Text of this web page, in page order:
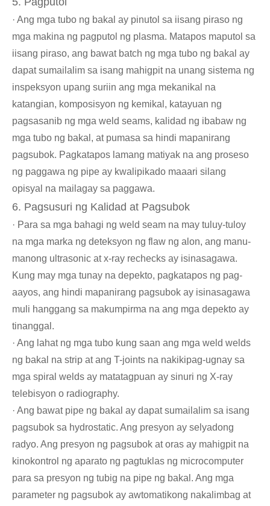
· Ang mga tubo ng bakal ay pinutol sa iisang piraso ng
mga makina ng pagputol ng plasma. Matapos maputol sa
iisang piraso, ang bawat batch ng mga tubo ng bakal ay
dapat sumailalim sa isang mahigpit na unang sistema ng
inspeksyon upang suriin ang mga mekanikal na
katangian, komposisyon ng kemikal, katayuan ng
pagsasanib ng mga weld seams, kalidad ng ibabaw ng
mga tubo ng bakal, at pumasa sa hindi mapanirang
pagsubok. Pagkatapos lamang matiyak na ang proseso
ng paggawa ng pipe ay kwalipikado maaari silang
opisyal na mailagay sa paggawa.
6. Pagsusuri ng Kalidad at Pagsubok
· Para sa mga bahagi ng weld seam na may tuluy-tuloy
na mga marka ng deteksyon ng flaw ng alon, ang manu-
manong ultrasonic at x-ray rechecks ay isinasagawa.
Kung may mga tunay na depekto, pagkatapos ng pag-
aayos, ang hindi mapanirang pagsubok ay isinasagawa
muli hanggang sa makumpirma na ang mga depekto ay
tinanggal.
· Ang lahat ng mga tubo kung saan ang mga weld welds
ng bakal na strip at ang T-joints na nakikipag-ugnay sa
mga spiral welds ay matatagpuan ay sinuri ng X-ray
telebisyon o radiography.
· Ang bawat pipe ng bakal ay dapat sumailalim sa isang
pagsubok sa hydrostatic. Ang presyon ay selyadong
radyo. Ang presyon ng pagsubok at oras ay mahigpit na
kinokontrol ng aparato ng pagtuklas ng microcomputer
para sa presyon ng tubig na pipe ng bakal. Ang mga
parameter ng pagsubok ay awtomatikong nakalimbag at